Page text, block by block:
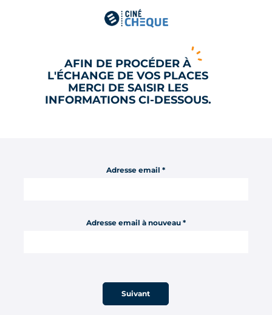
AFIN DE PROCÉDER À
L'ÉCHANGE DE VOS PLACES
MERCI DE SAISIR LES
INFORMATIONS CI-DESSOUS.
Adresse email *
Adresse email à nouveau *